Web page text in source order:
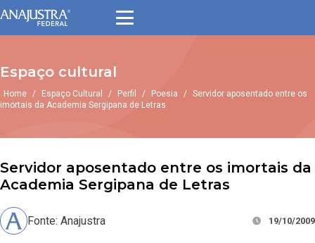
Espaço cultural
Home / Espaço Cultural / Perfil / Poesia / Servidor aposentado entre os
imortais da Academia Sergipana de Letras
Servidor aposentado entre os imortais da
Academia Sergipana de Letras
Fonte: Anajustra 19/10/2009